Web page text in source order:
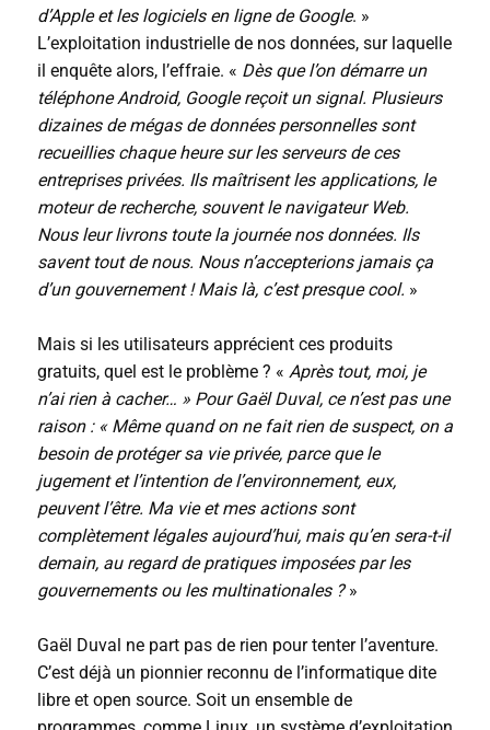
d’Apple et les logiciels en ligne de Google. »
L’exploitation industrielle de nos données, sur laquelle
il enquête alors, l’effraie. « Dès que l’on démarre un
téléphone Android, Google reçoit un signal. Plusieurs
dizaines de mégas de données personnelles sont
recueillies chaque heure sur les serveurs de ces
entreprises privées. Ils maîtrisent les applications, le
moteur de recherche, souvent le navigateur Web.
Nous leur livrons toute la journée nos données. Ils
savent tout de nous. Nous n’accepterions jamais ça
d’un gouvernement ! Mais là, c’est presque cool. »
Mais si les utilisateurs apprécient ces produits
gratuits, quel est le problème ? « Après tout, moi, je
n’ai rien à cacher… » Pour Gaël Duval, ce n’est pas une
raison : « Même quand on ne fait rien de suspect, on a
besoin de protéger sa vie privée, parce que le
jugement et l’intention de l’environnement, eux,
peuvent l’être. Ma vie et mes actions sont
complètement légales aujourd’hui, mais qu’en sera-t-il
demain, au regard de pratiques imposées par les
gouvernements ou les multinationales ?»
Gaël Duval ne part pas de rien pour tenter l’aventure.
C’est déjà un pionnier reconnu de l’informatique dite
libre et open source. Soit un ensemble de